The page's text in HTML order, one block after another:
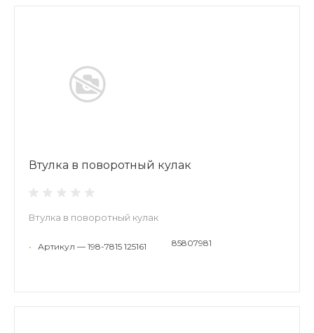
Втулка в поворотный кулак
Втулка в поворотный кулак
• Артикул — 198-7815 125161 85807981